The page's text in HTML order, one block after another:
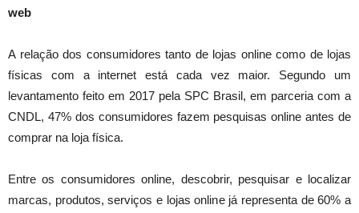
web
A relação dos consumidores tanto de lojas online como de lojas
físicas com a internet está cada vez maior. Segundo um
levantamento feito em 2017 pela SPC Brasil, em parceria com a
CNDL, 47% dos consumidores fazem pesquisas online antes de
comprar na loja física.
Entre os consumidores online, descobrir, pesquisar e localizar
marcas, produtos, serviços e lojas online já representa de 60% a